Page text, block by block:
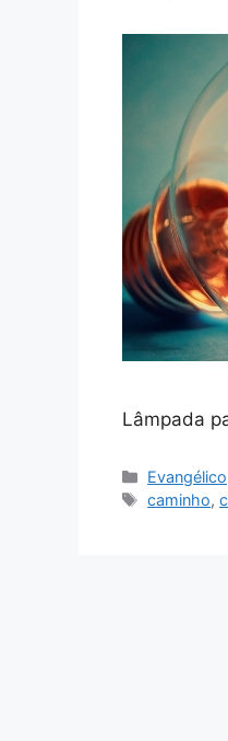
Lâmpada
Categorias
Evangélico
Tags
caminho,